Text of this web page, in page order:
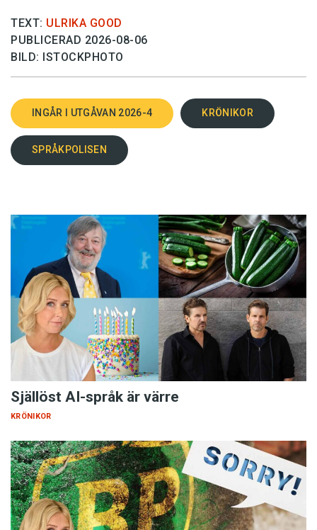
TEXT: ULRIKA GOOD
PUBLICERAD 2026-08-06
BILD: ISTOCKPHOTO
INGÅR I UTGÅVAN 2026-4 KRÖNIKOR
SPRÅKPOLISEN
Själlöst AI-språk är värre
KRÖNIKOR